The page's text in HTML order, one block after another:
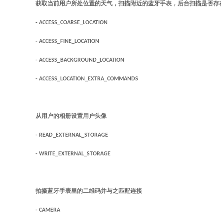
获取当前用户所处位置的天气，扫描附近的蓝牙手表，后台扫描是否存
- ACCESS_COARSE_LOCATION
- ACCESS_FINE_LOCATION
- ACCESS_BACKGROUND_LOCATION
- ACCESS_LOCATION_EXTRA_COMMANDS
从用户的相册设置用户头像
- READ_EXTERNAL_STORAGE
- WRITE_EXTERNAL_STORAGE
拍摄蓝牙手表里的二维码并与之匹配连接
- CAMERA